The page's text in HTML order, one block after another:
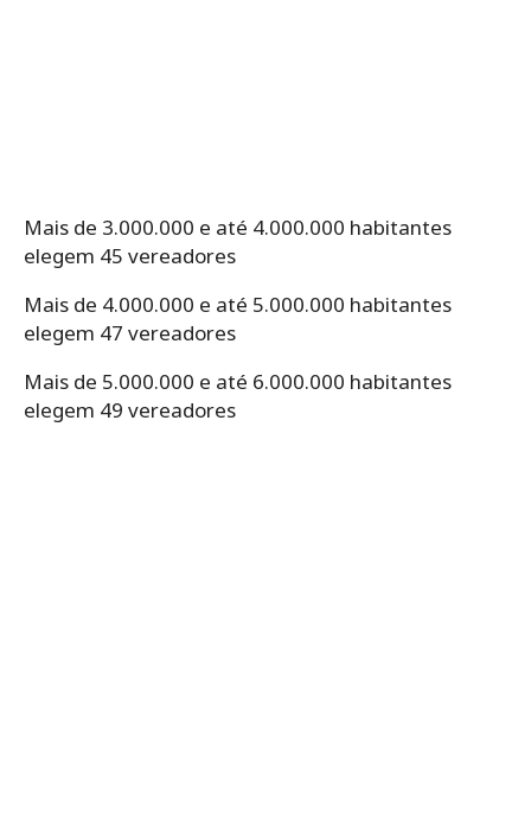
Mais de 3.000.000 e até 4.000.000 habitantes
elegem 45 vereadores
Mais de 4.000.000 e até 5.000.000 habitantes
elegem 47 vereadores
Mais de 5.000.000 e até 6.000.000 habitantes
elegem 49 vereadores